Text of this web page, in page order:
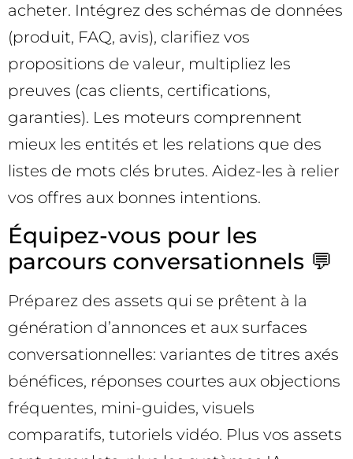
acheter. Intégrez des schémas de données
(produit, FAQ, avis), clarifiez vos
propositions de valeur, multipliez les
preuves (cas clients, certifications,
garanties). Les moteurs comprennent
mieux les entités et les relations que des
listes de mots clés brutes. Aidez-les à relier
vos offres aux bonnes intentions.
Équipez-vous pour les
parcours conversationnels 💬
Préparez des assets qui se prêtent à la
génération d’annonces et aux surfaces
conversationnelles: variantes de titres axés
bénéfices, réponses courtes aux objections
fréquentes, mini-guides, visuels
comparatifs, tutoriels vidéo. Plus vos assets